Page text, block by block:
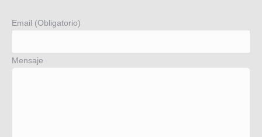
Email (Obligatorio)
Mensaje